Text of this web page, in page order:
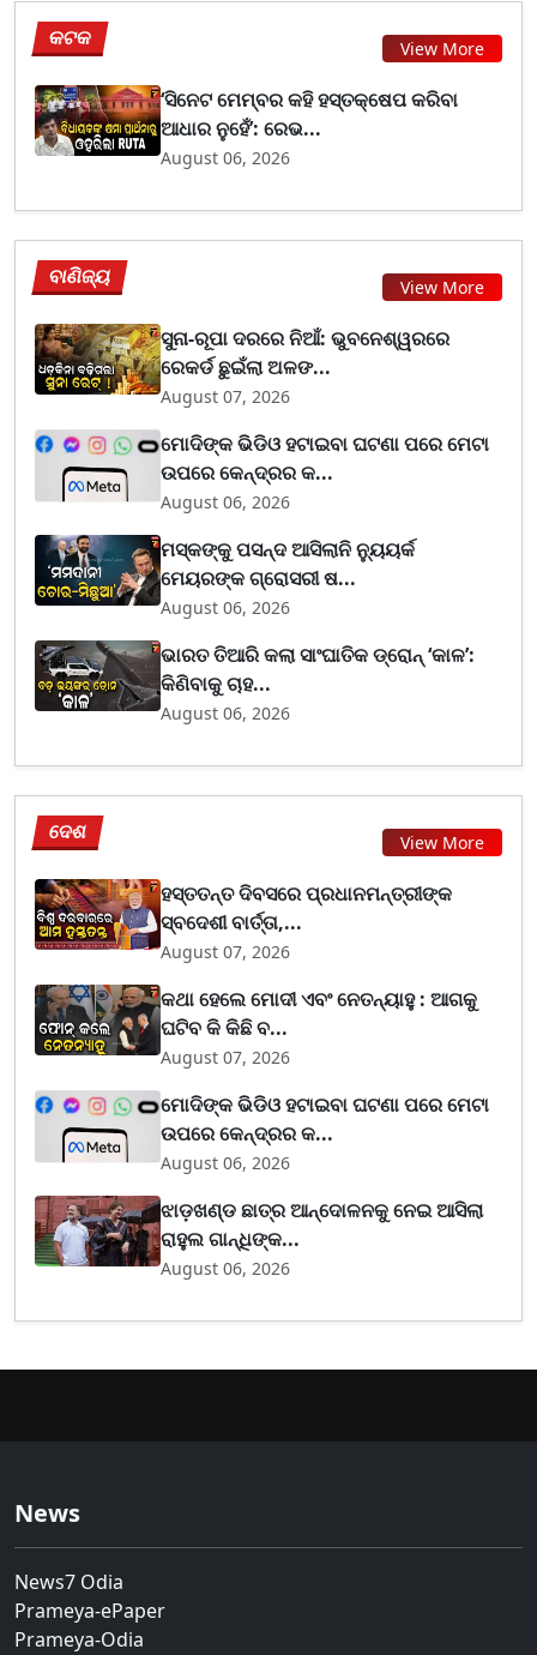
କଟକ View More
‘ସିନେଟ ମେମ୍ବର କହି ହସ୍ତକ୍ଷେପ କରିବା
ଆଧାର ନୁହେଁ’: ରେଭ...
August 06, 2026
ବାଣିଜ୍ୟ View More
ସୁନା-ରୂପା ଦରରେ ନିଆଁ: ଭୁବନେଶ୍ୱରରେ
ରେକର୍ଡ ଛୁଇଁଲା ଅଳଙ...
August 07, 2026
ମୋଦିଙ୍କ ଭିଡିଓ ହଟାଇବା ଘଟଣା ପରେ ମେଟା
ଉପରେ କେନ୍ଦ୍ରର କ...
August 06, 2026
ମସ୍କଙ୍କୁ ପସନ୍ଦ ଆସିଲାନି ନ୍ୟୁୟର୍କ
ମେୟରଙ୍କ ଗ୍ରୋସରୀ ଷ...
August 06, 2026
ଭାରତ ତିଆରି କଲା ସାଂଘାତିକ ଡ୍ରୋନ୍ ‘କାଳ’:
କିଣିବାକୁ ଚାହ...
August 06, 2026
ଦେଶ View More
ହସ୍ତତନ୍ତ ଦିବସରେ ପ୍ରଧାନମନ୍ତ୍ରୀଙ୍କ
ସ୍ବଦେଶୀ ବାର୍ତ୍ତା,...
August 07, 2026
କଥା ହେଲେ ମୋଦୀ ଏବଂ ନେତନ୍ୟାହୁ : ଆଗକୁ
ଘଟିବ କି କିଛି ବ...
August 07, 2026
ମୋଦିଙ୍କ ଭିଡିଓ ହଟାଇବା ଘଟଣା ପରେ ମେଟା
ଉପରେ କେନ୍ଦ୍ରର କ...
August 06, 2026
ଝାଡ଼ଖଣ୍ଡ ଛାତ୍ର ଆନ୍ଦୋଳନକୁ ନେଇ ଆସିଲା
ରାହୁଲ ଗାନ୍ଧିଙ୍କ...
August 06, 2026
News
News7 Odia
Prameya-ePaper
Prameya-Odia